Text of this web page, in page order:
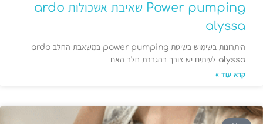
Power pumping שאיבת אשכולות ardo
alyssa
היתרונות בשימוש בשיטת power pumping במשאבת החלב ardo
alyssa לעיתים יש צורך בהגברת חלב האם
קרא עוד »